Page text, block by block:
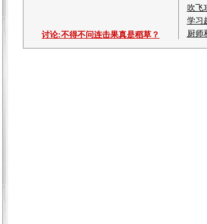
讨论:不得不问连击果真是稻草？
吹飞
学习
厨师